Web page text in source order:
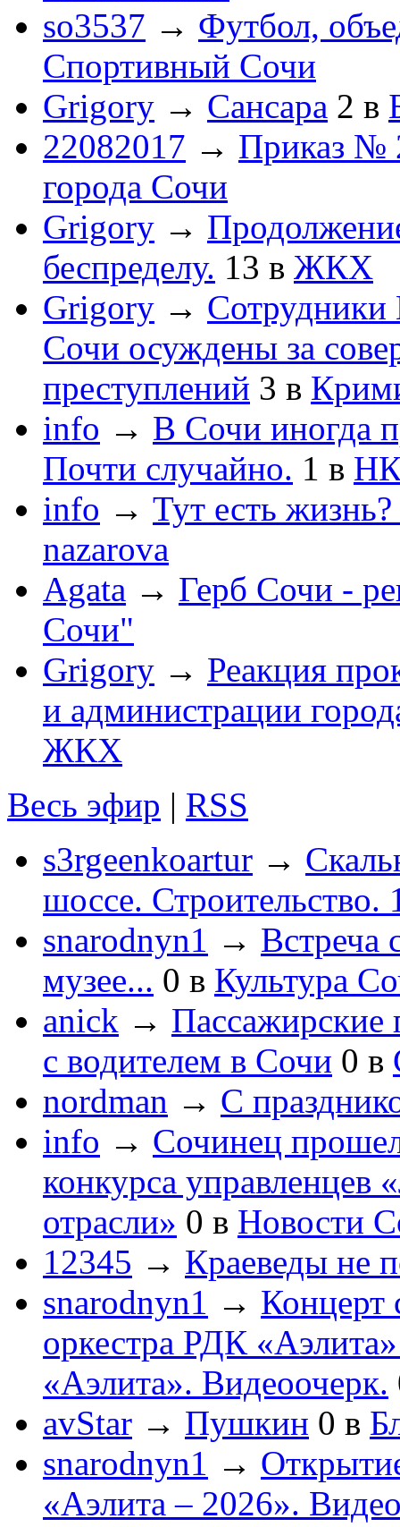
so3537 → Футбол,
Спортивный Сочи
Grigory → Сансара 2 в
22082017 → Приказ №
города Сочи
Grigory →
беспределу. 13 в ЖКХ
Grigory →
Сочи осуждены за
преступлений 3 в
info → В Сочи иногда
Почти случайно. 1 в
info → Тут есть
nazarova
Agata → Герб Сочи -
Сочи"
Grigory → Реакция
и администрации
ЖКХ
Весь эфир | RSS
s3rgeenkoartur →
шоссе. Строительство.
snarodnyn1 → Встреча
музее... 0 в Культура
anick → Пассажирские
с водителем в Сочи 0 в
nordman → С
info → Сочинец
конкурса управленцев
отрасли» 0 в Новости
12345 → Краеведы не
snarodnyn1 → Концерт
оркестра РДК
«Аэлита». Видеоочерк.
avStar → Пушкин 0 в
snarodnyn1 →
«Аэлита – 2026».